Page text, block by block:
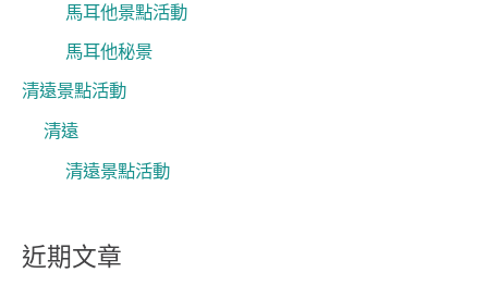
馬耳他景點活動
馬耳他秘景
清遠景點活動
清遠
清遠景點活動
近期文章